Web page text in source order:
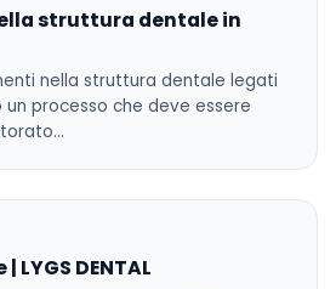
struttura dentale in
nella struttura dentale legati
processo che deve essere
LYGS DENTAL